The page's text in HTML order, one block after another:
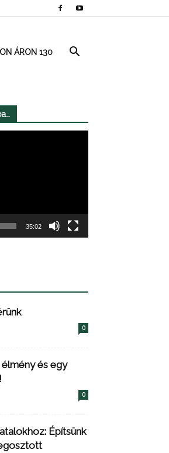
ÁRON 130
35:02
0
és egy
0
Építsünk